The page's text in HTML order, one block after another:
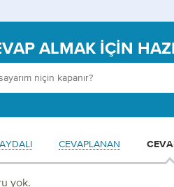
ALMAK IÇIN
CEVAPLANAN
yok.